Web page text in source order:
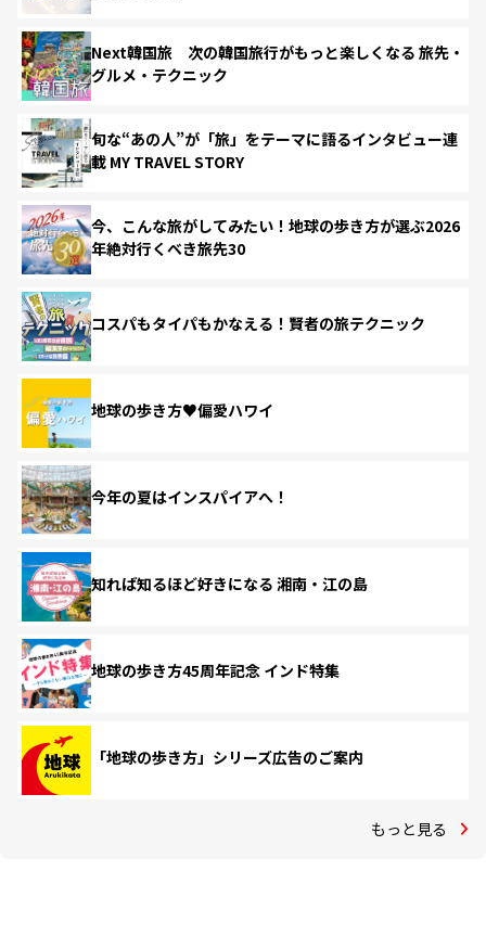
Next韓国旅 次の韓国旅行がもっと楽しくなる 旅先・
グルメ・テクニック
旬な“あの人”が「旅」をテーマに語るインタビュー連
載 MY TRAVEL STORY
今、こんな旅がしてみたい！地球の歩き方が選ぶ2026
年絶対行くべき旅先30
コスパもタイパもかなえる！賢者の旅テクニック
地球の歩き方♥偏愛ハワイ
今年の夏はインスパイアへ！
知れば知るほど好きになる 湘南・江の島
地球の歩き方45周年記念 インド特集
「地球の歩き方」シリーズ広告のご案内
もっと見る